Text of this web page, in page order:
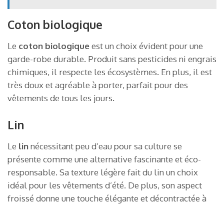
Coton biologique
Le coton biologiqueest un choix évident pour une
garde-robe durable. Produit sans pesticides ni engrais
chimiques, il respecte les écosystèmes. En plus, il est
très doux et agréable à porter, parfait pour des
vêtements de tous les jours.
Lin
Le linnécessitant peu d’eau pour sa culture se
présente comme une alternative fascinante et éco-
responsable. Sa texture légère fait du lin un choix
idéal pour les vêtements d’été. De plus, son aspect
froissé donne une touche élégante et décontractée à